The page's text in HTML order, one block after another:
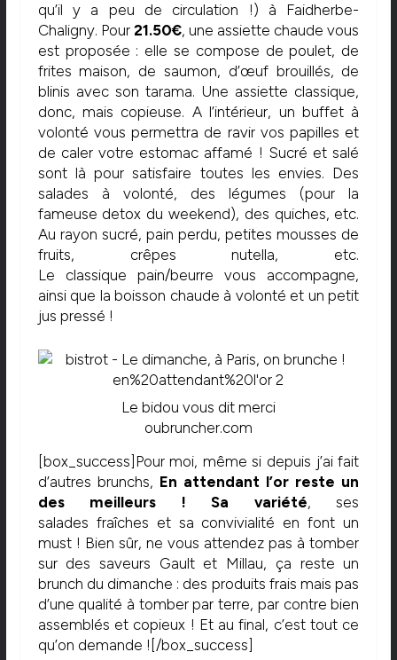
qu’il y a peu de circulation !) à Faidherbe-
Chaligny. Pour21.50€, une assiette chaude vous
est proposée : elle se compose de poulet, de
frites maison, de saumon, d’œuf brouillés, de
blinis avec son tarama. Une assiette classique,
donc, mais copieuse. A l’intérieur, un buffet à
volonté vous permettra de ravir vos papilles et
de caler votre estomac affamé ! Sucré et salé
sont là pour satisfaire toutes les envies. Des
salades à volonté, des légumes (pour la
fameuse detox du weekend), des quiches, etc.
Au rayon sucré, pain perdu, petites mousses de
fruits, crêpes nutella, etc.
Le classique pain/beurre vous accompagne,
ainsi que la boisson chaude à volonté et un petit
jus pressé !
Le bidou vous dit merci
oubruncher.com
[box_success]Pour moi, même si depuis j’ai fait
d’autres brunchs, En attendant l’or reste un
des meilleurs ! Sa variété, ses
salades fraîches et sa convivialité en font un
must ! Bien sûr, ne vous attendez pas à tomber
sur des saveurs Gault et Millau, ça reste un
brunch du dimanche : des produits frais mais pas
d’une qualité à tomber par terre, par contre bien
assemblés et copieux ! Et au final, c’est tout ce
qu’on demande ![/box_success]